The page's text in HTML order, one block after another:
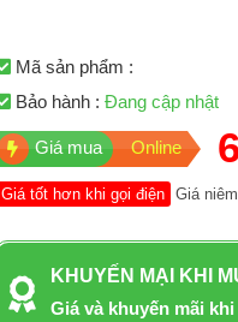
Mã sản phẩm :
Bảo hành : Đang cập nhật
Giá mua Online
Giá tốt hơn khi gọi điện Giá
KHUYẾN MẠI KHI
Giá và khuyến mãi